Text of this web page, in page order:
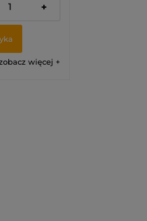
+
więcej